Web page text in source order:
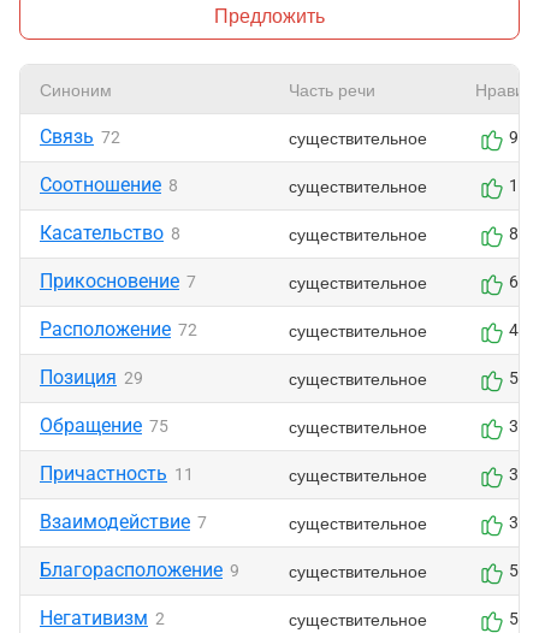
Предложить
Синоним Часть речи
Связь 72 существительное 9
Соотношение 8 существительное 10
Касательство 8 существительное 8
Прикосновение 7 существительное 6
Расположение 72 существительное 4
Позиция 29 существительное 5
Обращение 75 существительное 3
Причастность 11 существительное 3
Взаимодействие 7 существительное 3
Благорасположение 9 существительное 5
Негативизм 2 существительное 5